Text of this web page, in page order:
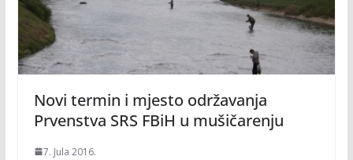
Novi termin i mjesto održavanja
Prvenstva SRS FBiH u mušičarenju
7. Jula 2016.